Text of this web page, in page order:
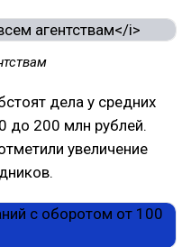
дела у средних
до 200 млн рублей.
увеличение